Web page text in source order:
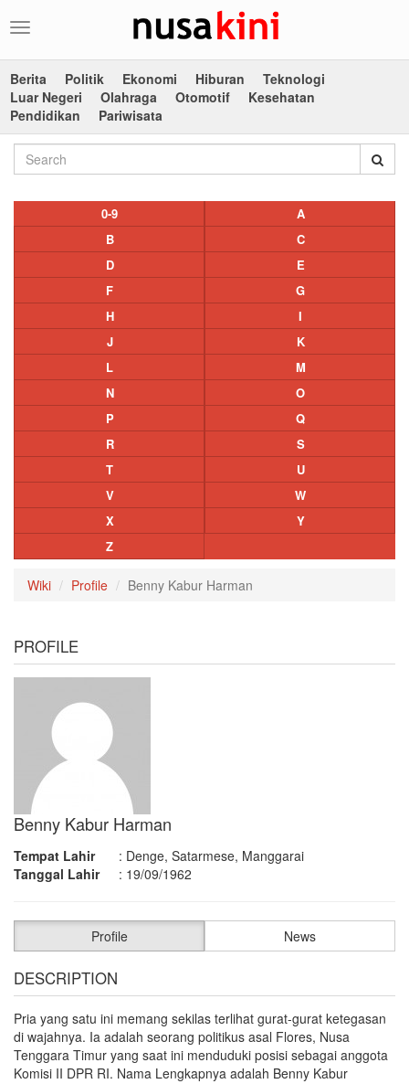
Toggle
Berita
Politik Ekonomi Hiburan
Teknologi
Luar Negeri
Olahraga Otomotif
Kesehatan
Pendidikan
Pariwisata
0-9
A
B
C
D
E
F
G
H
I
J
K
L
M
N
O
P
Q
R
S
T
U
V
W
X
Y
Z
Wiki Profile Benny Kabur Harman
PROFILE
Benny Kabur Harman
Tempat Lahir : Denge, Satarmese, Manggarai
Tanggal Lahir
: 19/09/1962
Profile News
DESCRIPTION
Pria yang satu ini memang sekilas terlihat gurat-gurat ketegasan
di wajahnya. Ia adalah seorang politikus asal Flores, Nusa
Tenggara Timur yang saat ini menduduki posisi sebagai anggota
Komisi II DPR RI. Nama Lengkapnya adalah Benny Kabur